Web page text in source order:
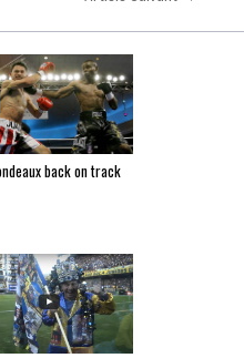
back on track